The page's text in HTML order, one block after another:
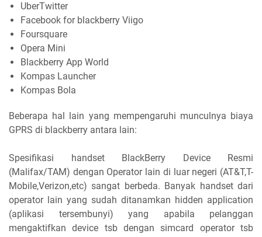
UberTwitter
Facebook for blackberry Viigo
Foursquare
Opera Mini
Blackberry App World
Kompas Launcher
Kompas Bola
Beberapa hal lain yang mempengaruhi munculnya biaya
GPRS di blackberry antara lain:
Spesifikasi handset BlackBerry Device Resmi
(Malifax/TAM) dengan Operator lain di luar negeri (AT&T,T-
Mobile,Verizon,etc) sangat berbeda. Banyak handset dari
operator lain yang sudah ditanamkan hidden application
(aplikasi tersembunyi) yang apabila pelanggan
mengaktifkan device tsb dengan simcard operator tsb